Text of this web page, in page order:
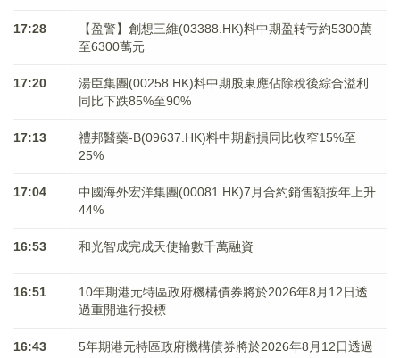
17:28
【盈警】創想三維(03388.HK)料中期盈转亏約5300萬
至6300萬元
17:20
湯臣集團(00258.HK)料中期股東應佔除稅後綜合溢利
同比下跌85%至90%
17:13
禮邦醫藥-B(09637.HK)料中期虧損同比收窄15%至
25%
17:04
中國海外宏洋集團(00081.HK)7月合約銷售額按年上升
44%
16:53 和光智成完成天使輪數千萬融資
16:51
10年期港元特區政府機構債券將於2026年8月12日透
過重開進行投標
16:43
5年期港元特區政府機構債券將於2026年8月12日透過